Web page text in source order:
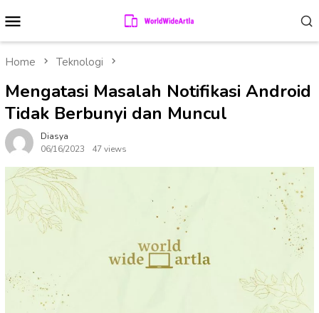
to
contentMenu
Home Teknologi
Mengatasi Masalah Notifikasi Android
Tidak Berbunyi dan Muncul
Diasya
06/16/2023
47 views